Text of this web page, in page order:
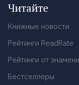
Читайте
Книжные новости
Рейтинги ReadRate
Рейтинги от
Бестселлеры